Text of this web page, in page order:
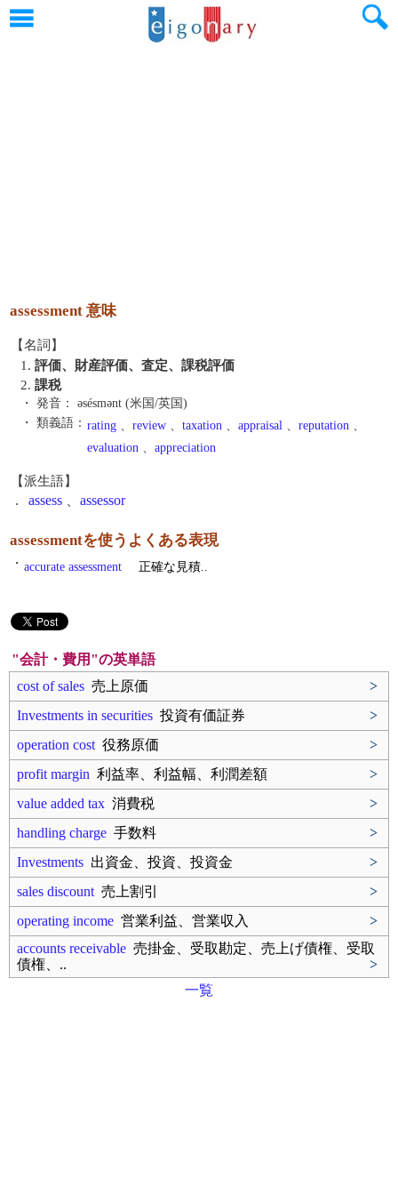
assessment 意味
【名詞】
1. 評価、財産評価、査定、課税評価
2. 課税
・ 発音：
əsésmənt (米国/英国)
・ 類義語： rating 、 review 、 taxation 、 appraisal 、 reputation 、
evaluation 、 appreciation
【派生語】
. assess assessor
assessmentを使うよくある表現
・ accurate assessment 正確な見積..
"会計・費用"の英単語
cost of sales 売上原価
>
Investments in securities 投資有価証券
>
operation cost 役務原価
>
profit margin 利益率、利益幅、利潤差額
>
value added tax 消費税
>
handling charge 手数料
>
Investments 出資金、投資、投資金
>
sales discount 売上割引
>
operating income 営業利益、営業収入
>
accounts receivable 売掛金、受取勘定、売上げ債権、受取
債権、..
>
一覧